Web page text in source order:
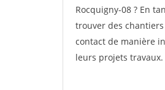
Rocquigny-08 ? En
trouver des
contact de manière
leurs projets travaux.